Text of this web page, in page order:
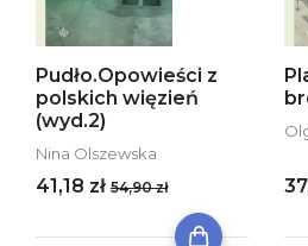
Pudło.Opowieści z
polskich więzień
(wyd.2)
Nina Olszewska
41,18 zł 54,90 zł